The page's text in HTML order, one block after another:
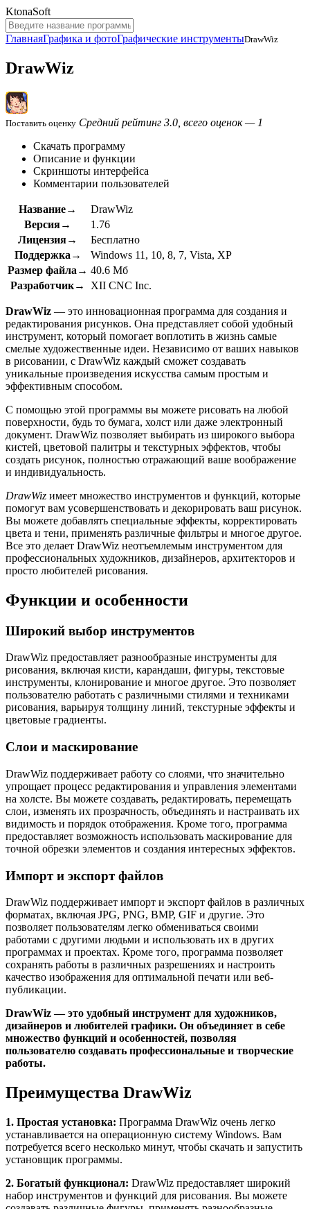
KtonaSoft
ГлавнаяГрафика и фотоГрафические инструментыDrawWiz
DrawWiz
Поставить оценку Средний рейтинг 3.0, всего оценок — 1
Скачать программу
Описание и функции
Скриншоты интерфейса
Комментарии пользователей
Название→
DrawWiz
Версия→
1.76
Лицензия→
Бесплатно
Поддержка→
Windows 11, 10, 8, 7, Vista, XP
Размер файла→ 40.6 Мб
Разработчик→
XII CNC Inc.
DrawWiz — это инновационная программа для создания и
редактирования рисунков. Она представляет собой удобный
инструмент, который помогает воплотить в жизнь самые
смелые художественные идеи. Независимо от ваших навыков
в рисовании, с DrawWiz каждый сможет создавать
уникальные произведения искусства самым простым и
эффективным способом.
С помощью этой программы вы можете рисовать на любой
поверхности, будь то бумага, холст или даже электронный
документ. DrawWiz позволяет выбирать из широкого выбора
кистей, цветовой палитры и текстурных эффектов, чтобы
создать рисунок, полностью отражающий ваше воображение
и индивидуальность.
DrawWiz имеет множество инструментов и функций, которые
помогут вам усовершенствовать и декорировать ваш рисунок.
Вы можете добавлять специальные эффекты, корректировать
цвета и тени, применять различные фильтры и многое другое.
Все это делает DrawWiz неотъемлемым инструментом для
профессиональных художников, дизайнеров, архитекторов и
просто любителей рисования.
Функции и особенности
Широкий выбор инструментов
DrawWiz предоставляет разнообразные инструменты для
рисования, включая кисти, карандаши, фигуры, текстовые
инструменты, клонирование и многое другое. Это позволяет
пользователю работать с различными стилями и техниками
рисования, варьируя толщину линий, текстурные эффекты и
цветовые градиенты.
Слои и маскирование
DrawWiz поддерживает работу со слоями, что значительно
упрощает процесс редактирования и управления элементами
на холсте. Вы можете создавать, редактировать, перемещать
слои, изменять их прозрачность, объединять и настраивать их
видимость и порядок отображения. Кроме того, программа
предоставляет возможность использовать маскирование для
точной обрезки элементов и создания интересных эффектов.
Импорт и экспорт файлов
DrawWiz поддерживает импорт и экспорт файлов в различных
форматах, включая JPG, PNG, BMP, GIF и другие. Это
позволяет пользователям легко обмениваться своими
работами с другими людьми и использовать их в других
программах и проектах. Кроме того, программа позволяет
сохранять работы в различных разрешениях и настроить
качество изображения для оптимальной печати или веб-
публикации.
DrawWiz — это удобный инструмент для художников,
дизайнеров и любителей графики. Он объединяет в себе
множество функций и особенностей, позволяя
пользователю создавать профессиональные и творческие
работы.
Преимущества DrawWiz
1. Простая установка: Программа DrawWiz очень легко
устанавливается на операционную систему Windows. Вам
потребуется всего несколько минут, чтобы скачать и запустить
установщик программы.
2. Богатый функционал: DrawWiz предоставляет широкий
набор инструментов и функций для рисования. Вы можете